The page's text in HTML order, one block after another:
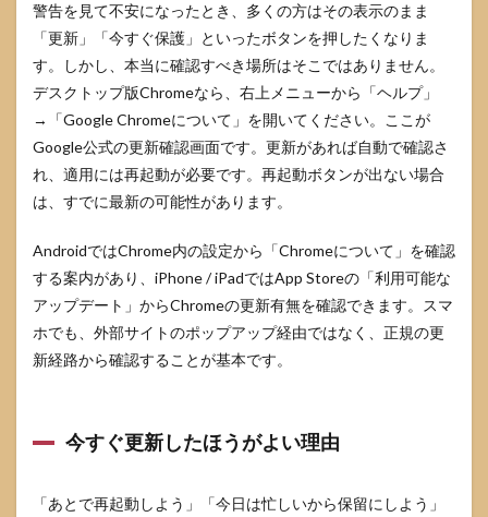
再起
動し
ても
が反
映さ
れな
い場
合
5.2
や学
校の
端末
で更
新で
きな
い場
怪し
の指
警告を見て不安になったとき、多くの方はその表示のまま
「更新」「今すぐ保護」といったボタンを押したくなりま
す。しかし、本当に確認すべき場所はそこではありません。
デスクトップ版Chromeなら、右上メニューから「ヘルプ」
→「Google Chromeについて」を開いてください。ここが
Google公式の更新確認画面です。更新があれば自動で確認さ
れ、適用には再起動が必要です。再起動ボタンが出ない場合
は、すでに最新の可能性があります。
AndroidではChrome内の設定から「Chromeについて」を確認
する案内があり、iPhone / iPadではApp Storeの「利用可能な
アップデート」からChromeの更新有無を確認できます。スマ
ホでも、外部サイトのポップアップ経由ではなく、正規の更
新経路から確認することが基本です。
今すぐ更新したほうがよい理由
「あとで再起動しよう」「今日は忙しいから保留にしよう」